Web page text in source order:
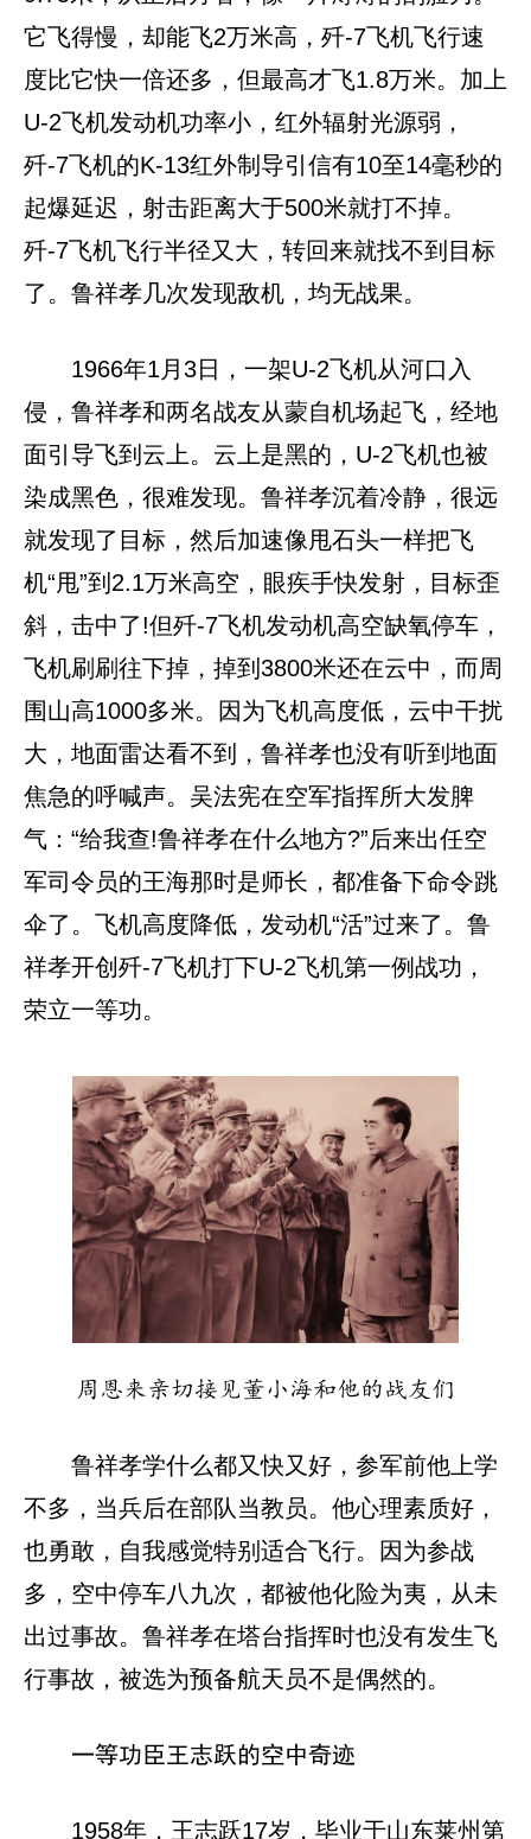
它飞得慢，却能飞2万米高，歼-7飞机飞行速
度比它快一倍还多，但最高才飞1.8万米。加上
U-2飞机发动机功率小，红外辐射光源弱，
歼-7飞机的K-13红外制导引信有10至14毫秒的
起爆延迟，射击距离大于500米就打不掉。
歼-7飞机飞行半径又大，转回来就找不到目标
了。鲁祥孝几次发现敌机，均无战果。
1966年1月3日，一架U-2飞机从河口入
侵，鲁祥孝和两名战友从蒙自机场起飞，经地
面引导飞到云上。云上是黑的，U-2飞机也被
染成黑色，很难发现。鲁祥孝沉着冷静，很远
就发现了目标，然后加速像甩石头一样把飞
机“甩”到2.1万米高空，眼疾手快发射，目标歪
斜，击中了!但歼-7飞机发动机高空缺氧停车，
飞机刷刷往下掉，掉到3800米还在云中，而周
围山高1000多米。因为飞机高度低，云中干扰
大，地面雷达看不到，鲁祥孝也没有听到地面
焦急的呼喊声。吴法宪在空军指挥所大发脾
气：“给我查!鲁祥孝在什么地方?”后来出任空
军司令员的王海那时是师长，都准备下命令跳
伞了。飞机高度降低，发动机“活”过来了。鲁
祥孝开创歼-7飞机打下U-2飞机第一例战功，
荣立一等功。
周恩来亲切接见董小海和他的战友们
鲁祥孝学什么都又快又好，参军前他上学
不多，当兵后在部队当教员。他心理素质好，
也勇敢，自我感觉特别适合飞行。因为参战
多，空中停车八九次，都被他化险为夷，从未
出过事故。鲁祥孝在塔台指挥时也没有发生飞
行事故，被选为预备航天员不是偶然的。
一等功臣王志跃的空中奇迹
1958年，王志跃17岁，毕业于山东莱州第